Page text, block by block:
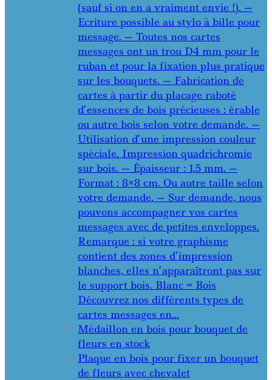
(sauf si on en a vraiment envie !). —
Ecriture possible au stylo à bille pour
message. — Toutes nos cartes
messages ont un trou D4 mm pour le
ruban et pour la fixation plus pratique
sur les bouquets. — Fabrication de
cartes à partir du placage raboté
d’essences de bois précieuses : érable
ou autre bois selon votre demande. —
Utilisation d’une impression couleur
spéciale. Impression quadrichromie
sur bois. — Épaisseur : 1,5 mm. —
Format : 8×8 cm. Ou autre taille selon
votre demande. — Sur demande, nous
pouvons accompagner vos cartes
messages avec de petites enveloppes.
Remarque : si votre graphisme
contient des zones d’impression
blanches, elles n’apparaîtront pas sur
le support bois. Blanc = Bois
Découvrez nos différents types de
cartes messages en…
Médaillon en bois pour bouquet de
fleurs en stock
Plaque en bois pour fixer un bouquet
de fleurs avec chevalet